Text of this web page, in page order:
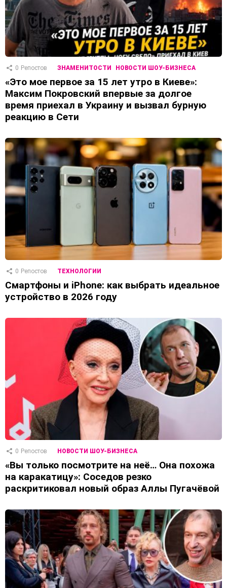
0 Репостов ЗНАМЕНИТОСТИ НОВОСТИ ШОУ-БИЗНЕСА
«Это мое первое за 15 лет утро в Киеве»:
Максим Покровский впервые за долгое
время приехал в Украину и вызвал бурную
реакцию в Сети
0 Репостов ТЕХНОЛОГИИ
Смартфоны и iPhone: как выбрать идеальное
устройство в 2026 году
0 Репостов НОВОСТИ ШОУ-БИЗНЕСА
«Вы только посмотрите на неё… Она похожа
на каракатицу»: Соседов резко
раскритиковал новый образ Аллы Пугачёвой